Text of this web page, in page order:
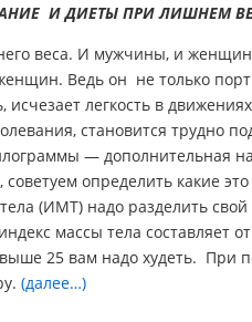
И ДИЕТЫ ПРИ ЛИШНЕМ
веса. И мужчины, и
Ведь он не только
исчезает легкость в
становится трудно
— дополнительная
советуем определить какие
(ИМТ) надо разделить
массы тела составляет
выше 25 вам надо худеть. При
(далее…)